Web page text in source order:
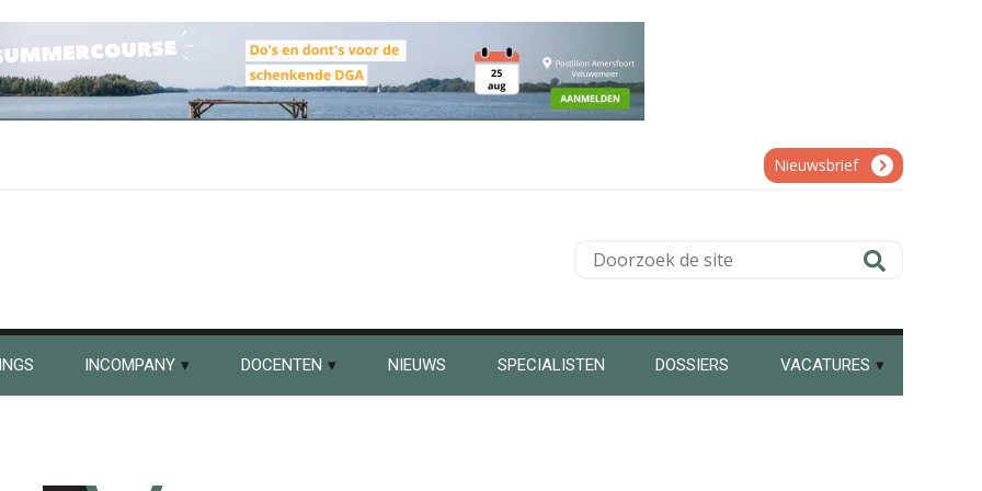
Nieuwsbrief
Doorzoek
INCOMPANY DOCENTEN NIEUWS SPECIALISTEN DOSSIERS VACATURES
Chanien Engelbertink